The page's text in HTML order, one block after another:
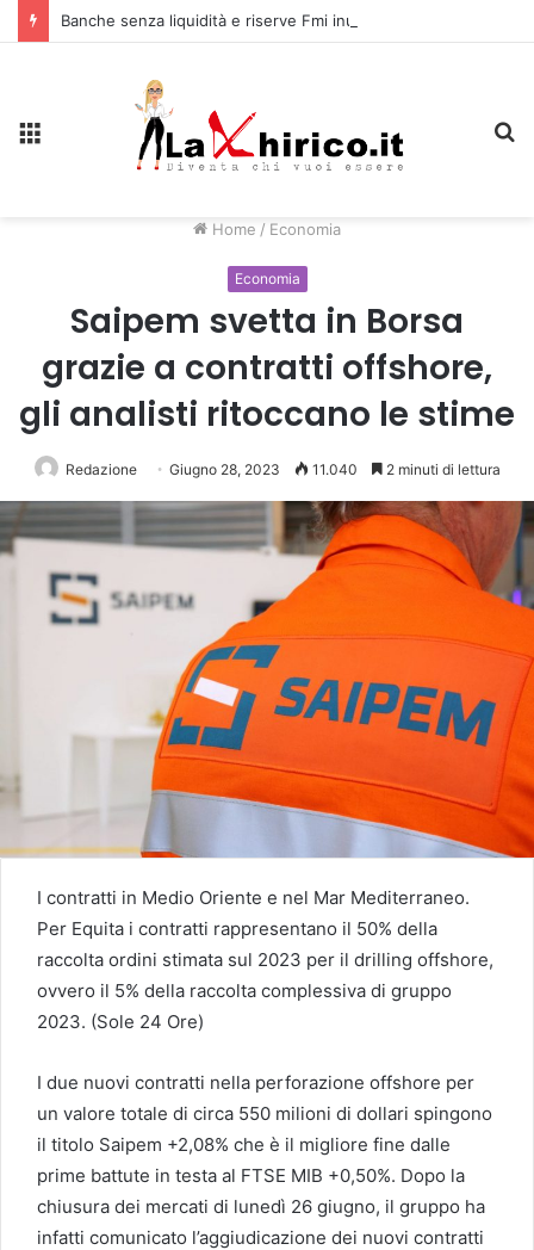
Home / Economia
Economia
Saipem svetta in Borsa
grazie a contratti offshore,
gli analisti ritoccano le stime
Redazione Giugno 28, 2023 11.040 2 minuti di lettura
I contratti in Medio Oriente e nel Mar Mediterraneo.
Per Equita i contratti rappresentano il 50% della
raccolta ordini stimata sul 2023 per il drilling offshore,
ovvero il 5% della raccolta complessiva di gruppo
2023. (Sole 24 Ore)
I due nuovi contratti nella perforazione offshore per
un valore totale di circa 550 milioni di dollari spingono
il titolo Saipem +2,08% che è il migliore fine dalle
prime battute in testa al FTSE MIB +0,50%. Dopo la
chiusura dei mercati di lunedì 26 giugno, il gruppo ha
infatti comunicato l’aggiudicazione dei nuovi contratti